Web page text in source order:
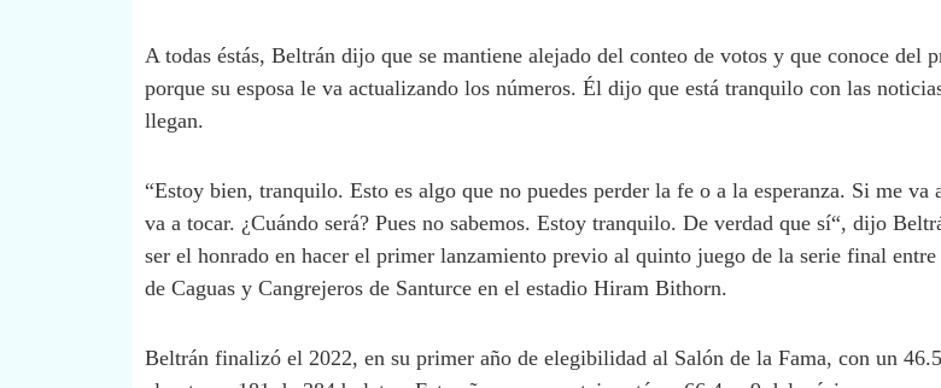
A todas éstás, Beltrán dijo que se mantiene alejado del conteo de votos y que conoce del
porque su esposa le va actualizando los números. Él dijo que está tranquilo con las
llegan.
“Estoy bien, tranquilo. Esto es algo que no puedes perder la fe o a la esperanza. Si me va
va a tocar. ¿Cuándo será? Pues no sabemos. Estoy tranquilo. De verdad que sí“, dijo
ser el honrado en hacer el primer lanzamiento previo al quinto juego de la serie final
de Caguas y Cangrejeros de Santurce en el estadio Hiram Bithorn.
Beltrán finalizó el 2022, en su primer año de elegibilidad al Salón de la Fama, con un